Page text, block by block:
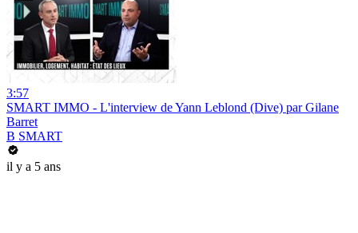
3:57
SMART IMMO - L'interview de Yann Leblond (Dive) par Gilane
Barret
B SMART
il y a 5 ans